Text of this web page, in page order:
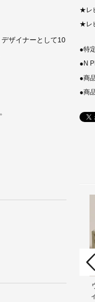
ザイナーとして10
★ レ
★ レ
●特
● N
●商
●商
コルビジェ/LC2グラ